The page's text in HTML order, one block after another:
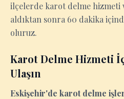
ilçelerde karot delme hizmeti
aldıktan sonra 60 dakika
oluruz.
Karot Delme Hizmeti
Ulaşın
Eskişehir'de karot delme